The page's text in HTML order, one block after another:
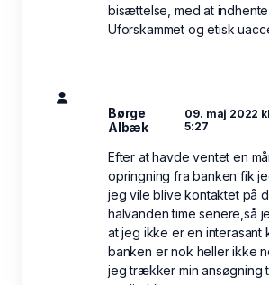
bisættelse, med at
Uforskammet og etisk
Børge
Albæk
09. maj 2022
5:27
Efter at havde ventet en
opringning fra banken fik
jeg vile blive kontaktet på
halvanden time senere,så
at jeg ikke er en interasant
banken er nok heller ikke
jeg trækker min ansøgning